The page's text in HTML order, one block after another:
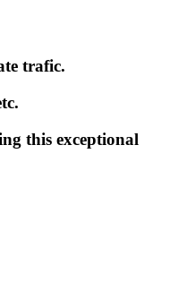
trafic.
this exceptional